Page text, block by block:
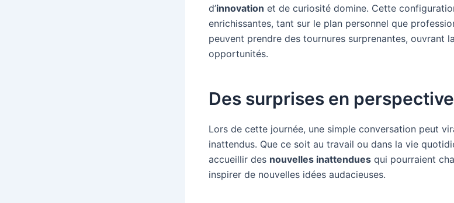
d’innovation et de curiosité domine. Cette
enrichissantes, tant sur le plan personnel que
peuvent prendre des tournures surprenantes, ouvrant
opportunités.
Des surprises en perspective
Lors de cette journée, une simple conversation peut
inattendus. Que ce soit au travail ou dans la vie
accueillir des nouvelles inattendues qui pourraient
inspirer de nouvelles idées audacieuses.